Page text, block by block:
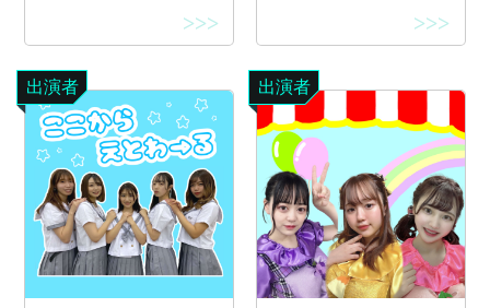
>>> >>>
出演者 出演者